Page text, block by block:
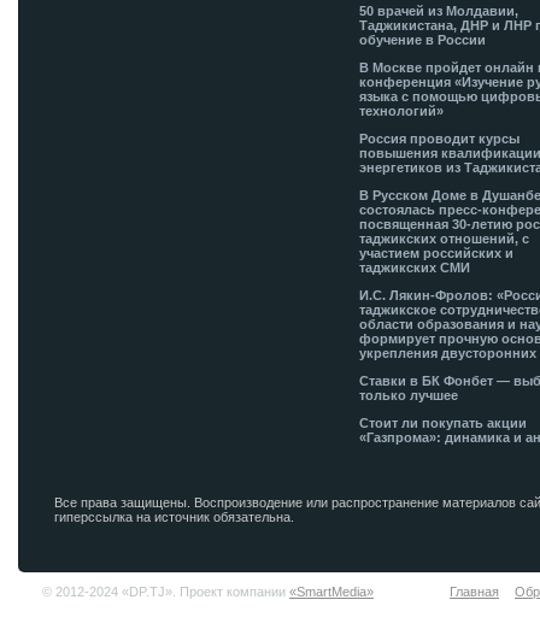
50 врачей из Молдавии,
Таджикистана, ДНР и ЛНР
обучение в России
В Москве пройдет онлайн
конференция «Изучение
языка с помощью
технологий»
Россия проводит курсы
повышения
энергетиков из
В Русском Доме в
состоялась пресс-
посвященная 30-летию
таджикских отношений, с
участием российских и
таджикских СМИ
И.С. Лякин-Фролов:
таджикское
области образования и
формирует прочную
укрепления двусторонних
Ставки в БК Фонбет —
только лучшее
Стоит ли покупать акции
«Газпрома»: динамика и
Все права защищены. Воспроизводение или распространение материалов
гиперссылка на источник обязательна.
© 2012-2024 «DP.TJ». Проект компании «SmartMedia» Главная